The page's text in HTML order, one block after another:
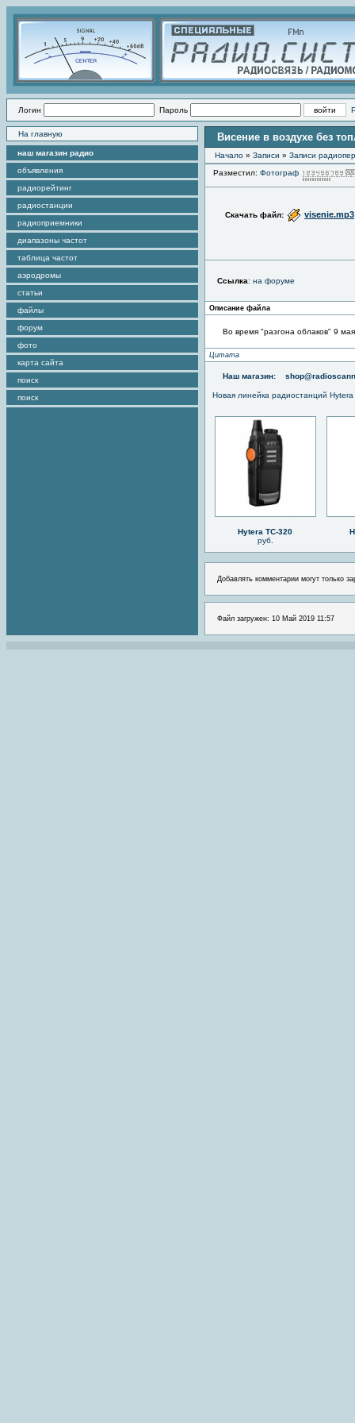
Логин Пароль
На главную
наш магазин радио
объявления
радиорейтинг
радиостанции
радиоприемники
диапазоны частот
таблица частот
аэродромы
статьи
файлы
форум
фото
карта сайта
поиск
поиск
Висение в воздухе без
Начало » Записи » Записи
Разместил: Фотограф
Скачать файл: visenie.mp3
Ссылка: на форуме
Описание файла
Во время "разгона облаков" 9
Цитата
Наш магазин:
Новая линейка радиостанций
Hytera TC-320
руб.
Добавлять комментарии могут только
Файл загружен: 10 Май 2019 11:57